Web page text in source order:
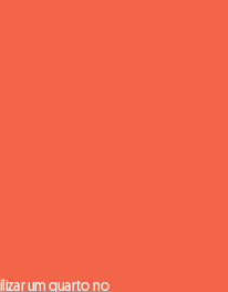
um quarto no